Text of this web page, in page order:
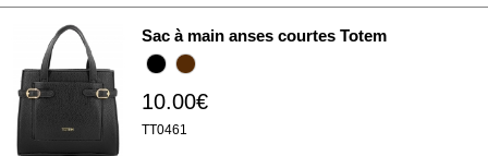
Sac à main anses courtes Totem
10.00€
TT0461